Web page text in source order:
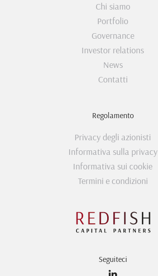
Chi siamo
Portfolio
Governance
Investor relations
News
Contatti
Regolamento
Privacy degli azionisti
Informativa sulla privacy
Informativa sui cookie
Termini e condizioni
Seguiteci